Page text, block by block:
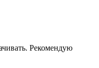
Рекомендую